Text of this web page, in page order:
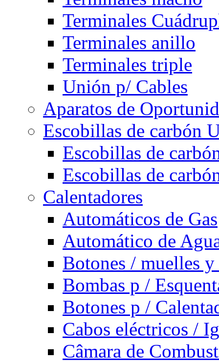
Terminales
Terminales anillo
Terminales triple
Unión p/ Cables
Aparatos de
Escobillas de carbón
Escobillas de
Escobillas de
Calentadores
Automáticos de Gas
Automático de
Botones / muelles
Bombas p /
Botones p /
Cabos eléctricos /
Câmara de